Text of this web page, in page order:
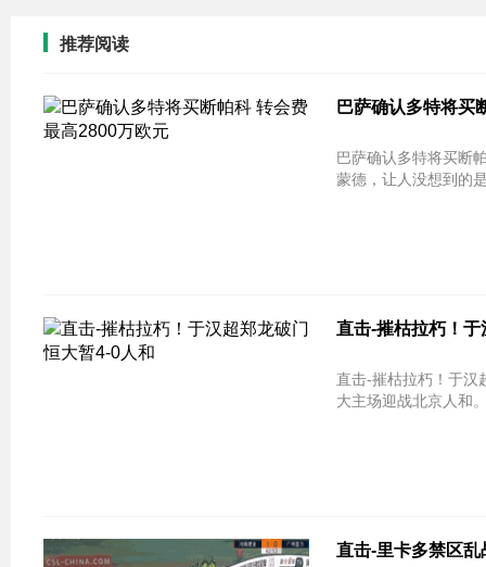
推荐阅读
巴萨确认多特将买
巴萨确认多特将买断帕科 转会费最高
蒙德，让人没想到的
直击-摧枯拉朽！
直击-摧枯拉朽！于汉超郑龙破门 恒大暂4-
大主场迎战北京人和
直击-里卡多禁区